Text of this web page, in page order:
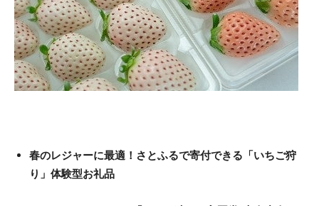
春のレジャーに最適！さとふるで寄付できる「いちご狩
り」体験型お礼品